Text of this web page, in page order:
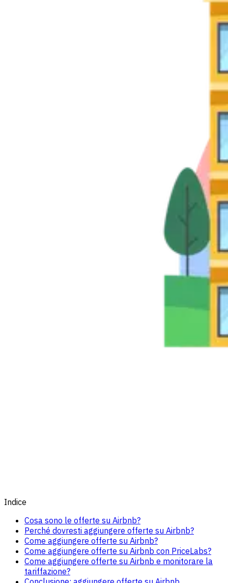
Indice
Cosa sono le offerte su Airbnb?
Perché dovresti aggiungere offerte su Airbnb?
Come aggiungere offerte su Airbnb?
Come aggiungere offerte su Airbnb con PriceLabs?
Come aggiungere offerte su Airbnb e monitorare la
tariffazione?